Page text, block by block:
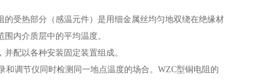
受热部分（感温元件）是用细金属丝均匀地双绕在绝缘材
内介质层中的平均温度。
配以各种安装固定装置组成。
调节仪同时检测同一地点温度的场合。WZC型铜电阻的